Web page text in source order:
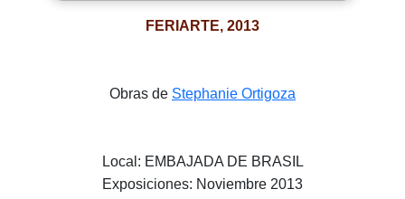
FERIARTE, 2013
Obras de Stephanie Ortigoza
Local: EMBAJADA DE BRASIL
Exposiciones: Noviembre 2013